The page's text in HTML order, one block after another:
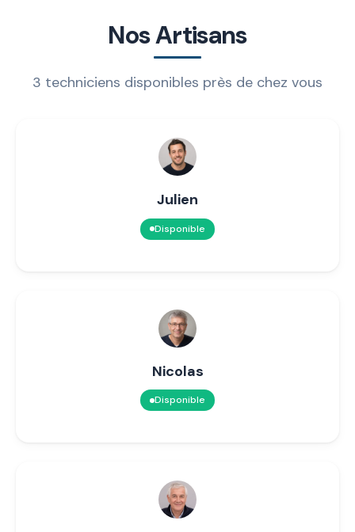
Nos Artisans
3 techniciens disponibles près de chez vous
Julien
Disponible
Nicolas
Disponible